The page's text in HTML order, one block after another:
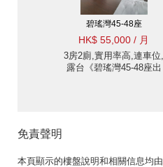
碧瑤灣45-48座
HK$ 55,000 / 月
3房2廁,實用率高,連車位,
露台《碧瑤灣45-48座出
免責聲明
本頁顯示的樓盤說明和相關信息均